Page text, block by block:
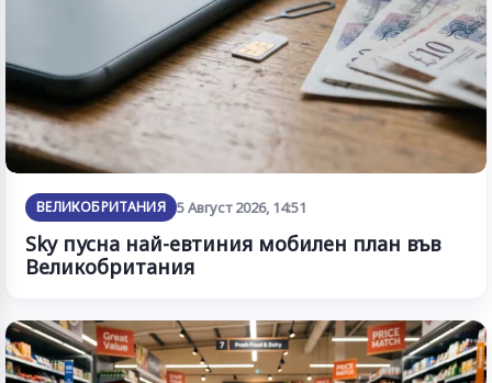
ВЕЛИКОБРИТАНИЯ 5 Август 2026, 14:51
Sky пусна най-евтиния мобилен план във
Великобритания